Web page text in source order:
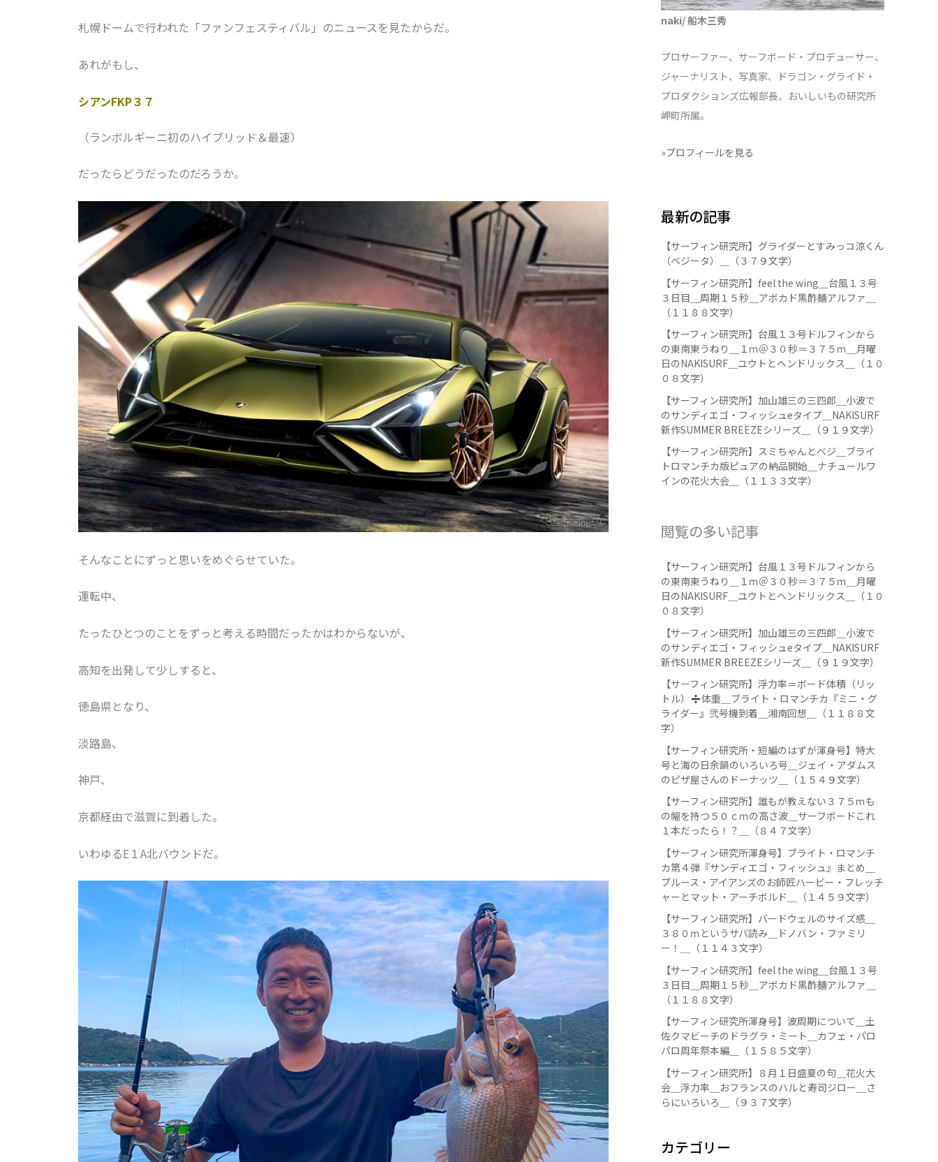
札幌ドームで行われた「ファンフェスティバル」のニュースを見たからだ。
あれがもし、
シアンFKP３７
（ランボルギーニ初のハイブリッド＆最速）
だったらどうだったのだろうか。
そんなことにずっと思いをめぐらせていた。
運転中、
たったひとつのことをずっと考える時間だったかはわからないが、
高知を出発して少しすると、
徳島県となり、
淡路島、
神戸、
京都経由で滋賀に到着した。
いわゆるE１A北バウンドだ。
naki/ 船木三秀
プロサーファー、サーフボード・プロデューサー、
ジャーナリスト、写真家、ドラゴン・グライド・
プロダクションズ広報部長、おいしいもの研究所
岬町所属。
»プロフィールを見る
最新の記事
【サーフィン研究所】グライダーとすみっコ涼くん
（ベジータ）＿（３７９文字）
【サーフィン研究所】feel the wing＿台風１３号
３日目＿周期１５秒＿アボカド黒酢麺アルファ＿
（１１８８文字）
【サーフィン研究所】台風１３号ドルフィンから
の東南東うねり＿１ｍ＠３０秒＝３７５ｍ＿月曜
日のNAKISURF＿ユウトとヘンドリックス＿（１０
０８文字）
【サーフィン研究所】加山雄三の三四郎＿小波で
のサンディエゴ・フィッシュeタイプ＿NAKISURF
新作SUMMER BREEZEシリーズ＿（９１９文字）
【サーフィン研究所】スミちゃんとベジ＿ブライ
トロマンチカ版ピュアの納品開始＿ナチュールワ
インの花火大会＿（１１３３文字）
閲覧の多い記事
【サーフィン研究所】台風１３号ドルフィンから
の東南東うねり＿１ｍ＠３０秒＝３７５ｍ＿月曜
日のNAKISURF＿ユウトとヘンドリックス＿（１０
０８文字）
【サーフィン研究所】加山雄三の三四郎＿小波で
のサンディエゴ・フィッシュeタイプ＿NAKISURF
新作SUMMER BREEZEシリーズ＿（９１９文字）
【サーフィン研究所】浮力率＝ボード体積（リッ
トル）
️体重＿ブライト・ロマンチカ『ミニ・グ
ライダー』弐号機到着＿湘南回想＿（１１８８文
字）
【サーフィン研究所・短編のはずが渾身号】特大
号と海の日余韻のいろいろ号＿ジェイ・アダムス
のピザ屋さんのドーナッツ＿（１５４９文字）
【サーフィン研究所】誰もが教えない３７５ｍも
の幅を持つ５０ｃｍの高さ波＿サーフボードこれ
１本だったら！？＿（８４７文字）
【サーフィン研究所渾身号】ブライト・ロマンチ
カ第４弾『サンディエゴ・フィッシュ』まとめ＿
ブルース・アイアンズのお師匠ハービー・フレッチ
ャーとマット・アーチボルド＿（１４５９文字）
【サーフィン研究所】バードウェルのサイズ感＿
３８０ｍというサバ読み＿ドノバン・ファミリ
ー！＿（１１４３文字）
【サーフィン研究所】feel the wing＿台風１３号
３日目＿周期１５秒＿アボカド黒酢麺アルファ＿
（１１８８文字）
【サーフィン研究所渾身号】波周期について＿土
佐クマビーチのドラグラ・ミート＿カフェ・パロ
パロ周年祭本編＿（１５８５文字）
【サーフィン研究所】８月１日盛夏の句＿花火大
会＿浮力率＿おフランスのハルと寿司ジロー＿さ
らにいろいろ＿（９３７文字）
カテゴリー